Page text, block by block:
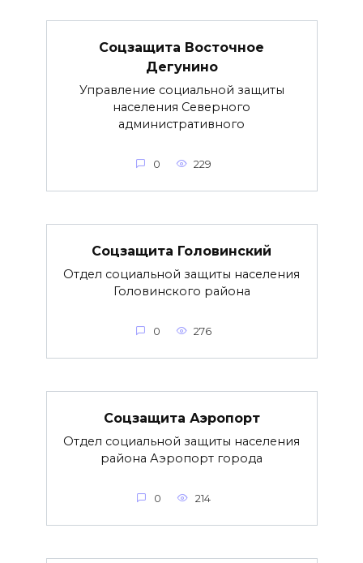
Соцзащита Восточное
Дегунино
Управление социальной защиты
населения Северного
административного
0 229
Соцзащита Головинский
Отдел социальной защиты населения
Головинского района
0 276
Соцзащита Аэропорт
Отдел социальной защиты населения
района Аэропорт города
0 214